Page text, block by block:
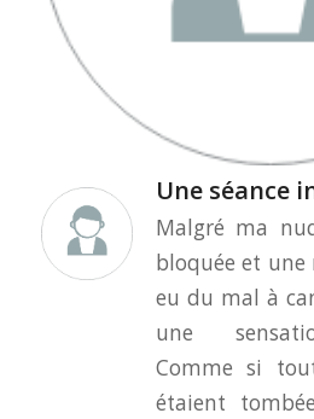
Une séance
Malgré ma
bloquée et
eu du mal à
une
Comme si
étaient